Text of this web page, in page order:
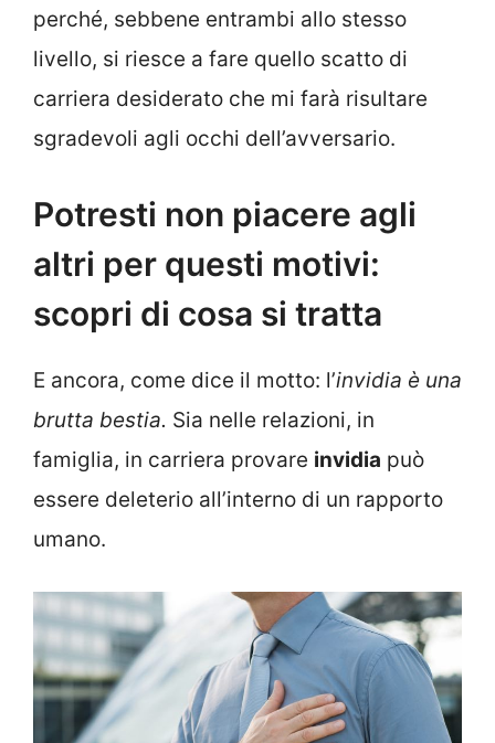
perché, sebbene entrambi allo stesso
livello, si riesce a fare quello scatto di
carriera desiderato che mi farà risultare
sgradevoli agli occhi dell’avversario.
Potresti non piacere agli
altri per questi motivi:
scopri di cosa si tratta
E ancora, come dice il motto: l’invidia è una
brutta bestia. Sia nelle relazioni, in
famiglia, in carriera provare invidia può
essere deleterio all’interno di un rapporto
umano.